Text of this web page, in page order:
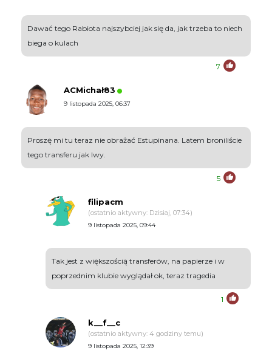
Dawać tego Rabiota najszybciej jak się da, jak trzeba to niech
biega o kulach
7
ACMichał83
9 listopada 2025, 06:37
Proszę mi tu teraz nie obrażać Estupinana. Latem broniliście
tego transferu jak lwy.
5
filipacm
(ostatnio aktywny: Dzisiaj, 07:34)
9 listopada 2025, 09:44
Tak jest z większością transferów, na papierze i w
poprzednim klubie wyglądał ok, teraz tragedia
1
k__f__c
(ostatnio aktywny: 4 godziny temu)
9 listopada 2025, 12:39